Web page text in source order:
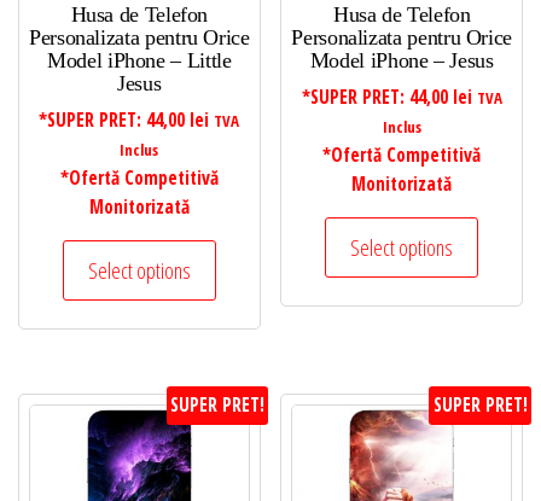
Husa de Telefon
Personalizata pentru Orice
Model iPhone – Little
Jesus
*SUPER PRET: 44,00 lei TVA
Inclus
*Ofertă Competitivă
Monitorizată
Select options
Husa de Telefon
Personalizata pentru Orice
Model iPhone – Jesus
*SUPER PRET: 44,00 lei TVA
Inclus
*Ofertă Competitivă
Monitorizată
Select options
SUPER PRET! SUPER PRET!